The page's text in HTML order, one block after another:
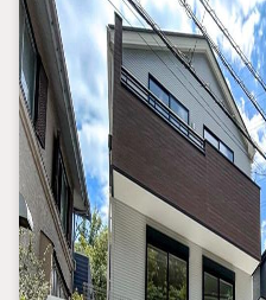
物件詳細のことはもちろん、売
談ください
お客様のお力になります
【営業時間 9:0020:00】
上記時間はお電話が繋がりやす
人気物件には特に問い合わせが
ださい。
「室内・現地を見学する」ボタ
ムーズです